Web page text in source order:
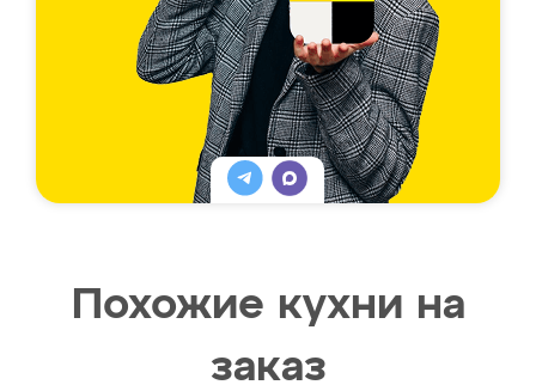
Похожие кухни на
заказ